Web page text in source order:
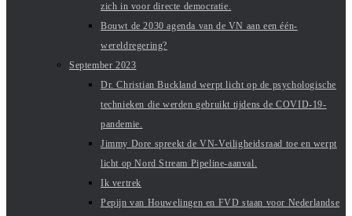
zich in voor directe democratie.
Bouwt de 2030 agenda van de VN aan een één-
wereldregering?
September 2023
Dr. Christian Buckland werpt licht op de psychologische
technieken die werden gebruikt tijdens de COVID-19-
pandemie.
Jimmy Dore spreekt de VN-Veiligheidsraad toe en werpt
licht op Nord Stream Pipeline-aanval.
Ik vertrek
Pepijn van Houwelingen en FVD staan voor Nederlandse